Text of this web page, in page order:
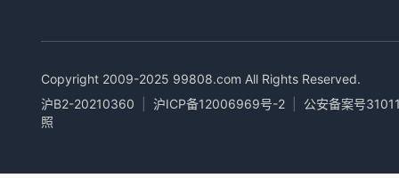
Copyright 2009-2025 99808.com All Rights Reserved.
沪B2-20210360
沪ICP备12006969号-2
公安备案号
照